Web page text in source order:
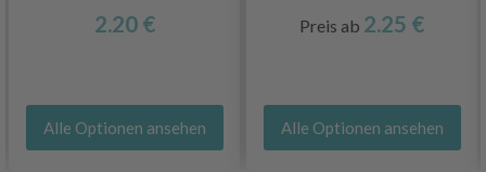
2.20 €
Alle Optionen ansehen
Preis ab 2.25 €
Alle Optionen ansehen